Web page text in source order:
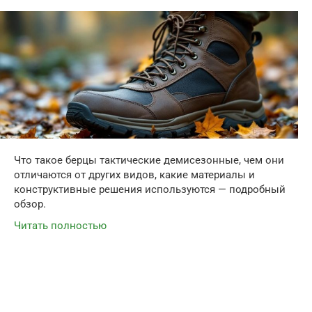
Что такое берцы тактические демисезонные, чем они
отличаются от других видов, какие материалы и
конструктивные решения используются — подробный
обзор.
Читать полностью